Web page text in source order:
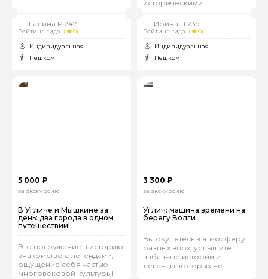
Галина.Р 247
Рейтинг гида (
0)
Индивидуальная
Пешком
историческими
Ирина.П 239
Рейтинг гида (
0)
Индивидуальная
Пешком
5 000 ₽
за экскурсию
В Угличе и Мышкине за
день: два города в одном
путешествии!
Это погружение в историю,
знакомство с легендами,
ощущение себя частью
многовековой культуры!
3 300 ₽
за экскурсию
Углич: машина времени на
берегу Волги
Вы окунетесь в атмосферу
разных эпох, услышите
забавные истории и
легенды, которых нет